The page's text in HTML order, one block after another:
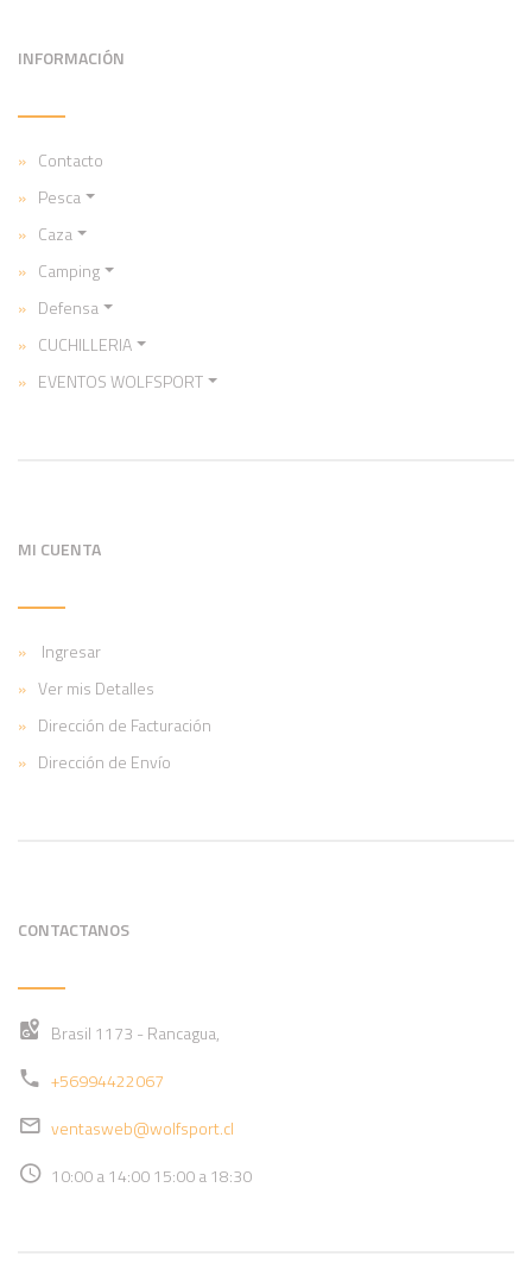
INFORMACIÓN
Contacto
Pesca
Caza
Camping
Defensa
CUCHILLERIA
EVENTOS WOLFSPORT
MI CUENTA
Ingresar
Ver mis Detalles
Dirección de Facturación
Dirección de Envío
CONTACTANOS
Brasil 1173 - Rancagua,
+56994422067
ventasweb@wolfsport.cl
10:00 a 14:00 15:00 a 18:30